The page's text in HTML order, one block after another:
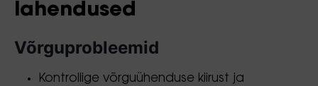
lahendused
Võrguprobleemid
Kontrollige võrguühenduse kiirust ja